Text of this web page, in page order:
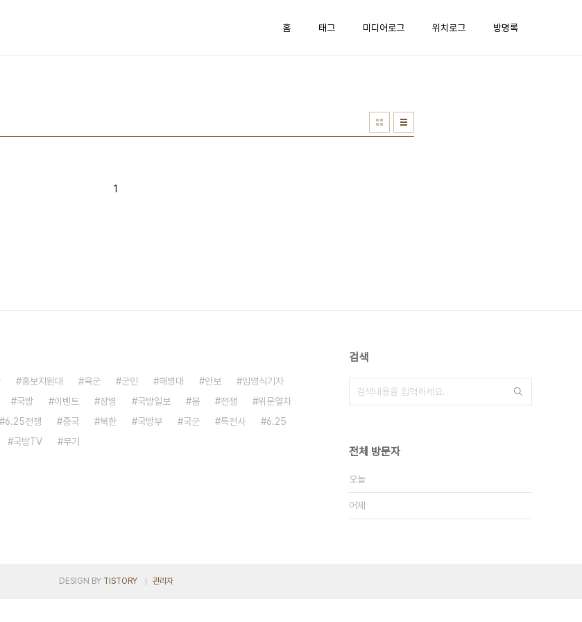
홈 태그 미디어로그 위치로그 방명록
1
홍보지원대 육군 군인 해병대 안보
임영식기자
국방 이벤트 장병 국방일보 붐 전쟁
위문열차
6.25전쟁 중국 북한 국방부 국군 특전사
6.25
국방TV 무기
검색
전체 방문자
오늘
어제
DESIGN BY TISTORY 관리자